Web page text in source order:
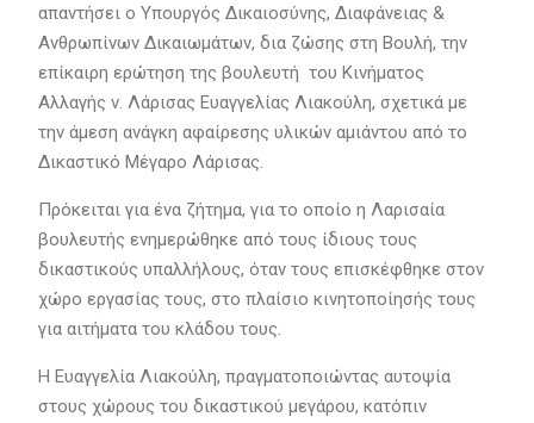
απαντήσει ο Υπουργός Δικαιοσύνης, Διαφάνειας &
Ανθρωπίνων Δικαιωμάτων, δια ζώσης στη Βουλή, την
επίκαιρη ερώτηση της βουλευτή του Κινήματος
Αλλαγής ν. Λάρισας Ευαγγελίας Λιακούλη, σχετικά με
την άμεση ανάγκη αφαίρεσης υλικών αμιάντου από το
Δικαστικό Μέγαρο Λάρισας.
Πρόκειται για ένα ζήτημα, για το οποίο η Λαρισαία
βουλευτής ενημερώθηκε από τους ίδιους τους
δικαστικούς υπαλλήλους, όταν τους επισκέφθηκε στον
χώρο εργασίας τους, στο πλαίσιο κινητοποίησής τους
για αιτήματα του κλάδου τους.
Η Ευαγγελία Λιακούλη, πραγματοποιώντας αυτοψία
στους χώρους του δικαστικού μεγάρου, κατόπιν